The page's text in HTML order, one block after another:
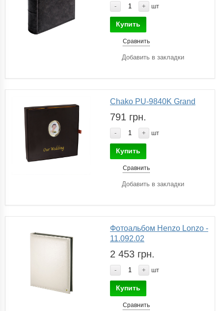
- + шт
Купить
Сравнить
Добавить в закладки
Chako PU-9840K Grand
791 грн.
- + шт
Купить
Сравнить
Добавить в закладки
Фотоальбом Henzo Lonzo -
11.092.02
2 453 грн.
- + шт
Купить
Сравнить